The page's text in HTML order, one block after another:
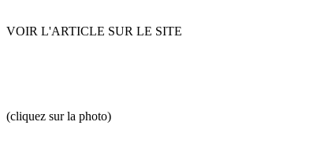
VOIR L'ARTICLE SUR LE SITE
(cliquez sur la photo)